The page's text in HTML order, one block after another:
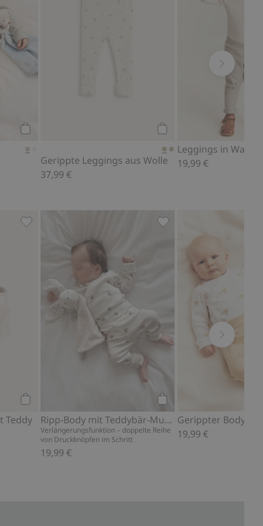
Gerippte Leggings aus Wolle
37,99 €
Leggings in
19,99 €
Teddy
Flauschige Booties mit Teddy, Zu Favoriten hinzufügen
Kaufen
Ripp-Body mit Teddybär-Muster
Verlängerungsfunktion – doppelte Reihe
von Druckknöpfen im Schritt
19,99 €
Ripp-Body mit
Gerippter Body
19,99 €